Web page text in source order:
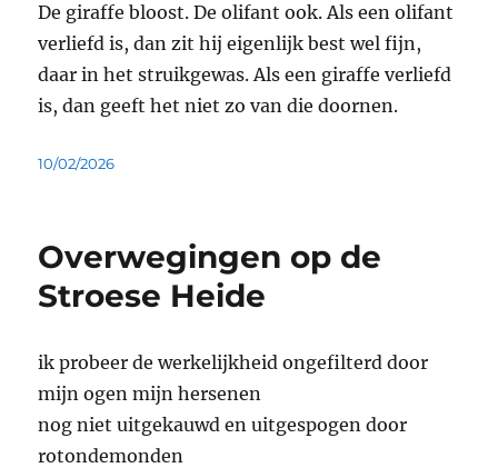
De giraffe bloost. De olifant ook. Als een olifant
verliefd is, dan zit hij eigenlijk best wel fijn,
daar in het struikgewas. Als een giraffe verliefd
is, dan geeft het niet zo van die doornen.
Geplaatst
10/02/2026
Overwegingen op de
Stroese Heide
ik probeer de werkelijkheid ongefilterd door
mijn ogen mijn hersenen
nog niet uitgekauwd en uitgespogen door
rotondemonden